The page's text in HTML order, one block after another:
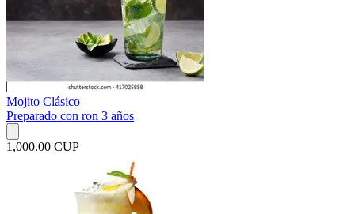
Mojito Clásico
Preparado con ron 3 años
1,000.00 CUP